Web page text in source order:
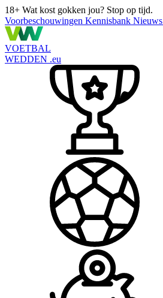
18+ Wat kost gokken jou? Stop op tijd.
Voorbeschouwingen Kennisbank Nieuws
VOETBAL
WEDDEN .eu